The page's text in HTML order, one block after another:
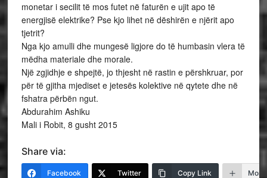
monetar i secilit të mos futet në faturën e ujit apo të
energjisë elektrike? Pse kjo lihet në dëshirën e njërit apo
tjetrit?
Nga kjo amulli dhe mungesë ligjore do të humbasin vlera të
mëdha materiale dhe morale.
Një zgjidhje e shpejtë, jo thjesht në rastin e përshkruar, por
për të gjitha mjediset e jetesës kolektive në qytete dhe në
fshatra përbën ngut.
Abdurahim Ashiku
Mali i Robit, 8 gusht 2015
Share via:
Facebook Twitter Copy Link More